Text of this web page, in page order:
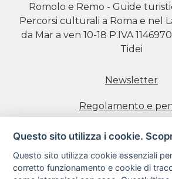
Romolo e Remo - Guide
Percorsi culturali a Roma e nel
da Mar a ven 10-18 P.IVA
Tidei
Newsletter
Regolamento e
Prenotazione
Informativa estesa sull'uso
Questo sito utilizza i cookie.
Questo sito utilizza cookie essenziali
corretto funzionamento e cookie di